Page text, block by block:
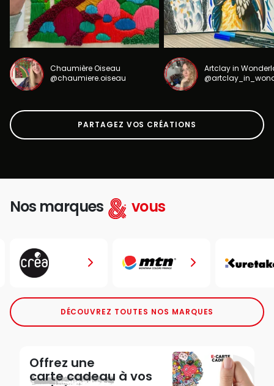
Chaumière Oiseau
@chaumiere.oiseau
Artclay in
PARTAGEZ VOS CRÉATIONS
Nos marques vous
DÉCOUVREZ TOUTES NOS MARQUES
Offrez une
carte cadeau à vos